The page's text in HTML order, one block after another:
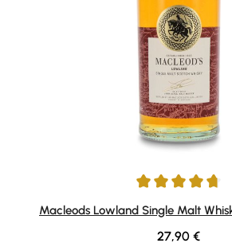
Durchschnittliche Bewertung von 4.69
Macleods Lowland Single Malt
Regulärer
27,90 €